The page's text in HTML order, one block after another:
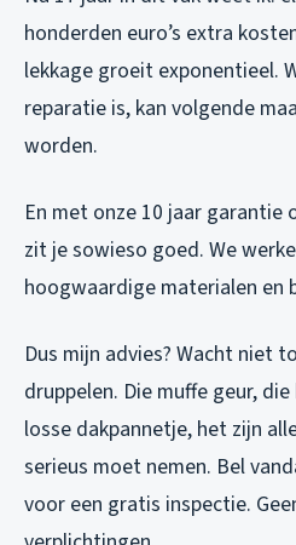
honderden euro’s extra
lekkage groeit exponentieel.
reparatie is, kan volgende
worden.
En met onze 10 jaar garantie
zit je sowieso goed. We
hoogwaardige materialen en
Dus mijn advies? Wacht niet
druppelen. Die muffe geur,
losse dakpannetje, het zijn
serieus moet nemen. Bel
voor een gratis inspectie.